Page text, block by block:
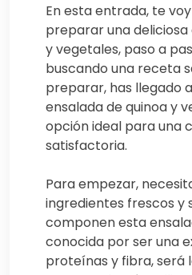
En esta entrada, te
preparar una deliciosa
y vegetales, paso a
buscando una receta
preparar, has llegado
ensalada de quinoa y
opción ideal para una
satisfactoria.
Para empezar,
ingredientes frescos y
componen esta
conocida por ser una
proteínas y fibra, será